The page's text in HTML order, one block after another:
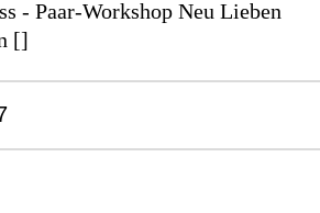
- Paar-Workshop Neu Lieben
[]